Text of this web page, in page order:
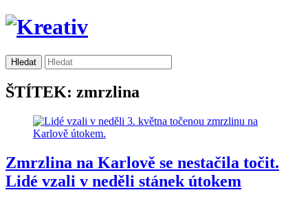
ŠTÍTEK: zmrzlina
Zmrzlina na Karlově se nestačila točit.
Lidé vzali v neděli stánek útokem